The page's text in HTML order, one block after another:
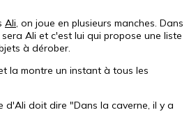
Ali, on joue en plusieurs manches. Dans
Ali et c'est lui qui propose une liste
à dérober.
la montre un instant à tous les
d'Ali doit dire "Dans la caverne, il y a